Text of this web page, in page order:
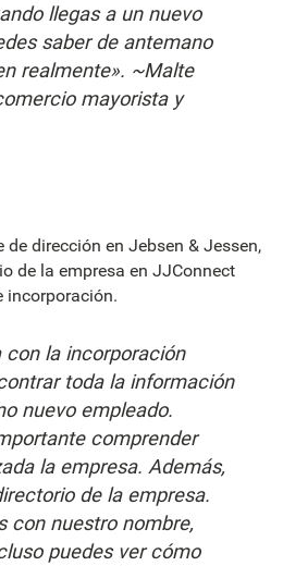
llegas a un nuevo
saber de antemano
realmente». ~Malte
mayorista y
de dirección en Jebsen & Jessen,
de la empresa en JJConnect
incorporación.
con la incorporación
toda la información
nuevo empleado.
comprender
la empresa. Además,
de la empresa.
con nuestro nombre,
puedes ver cómo